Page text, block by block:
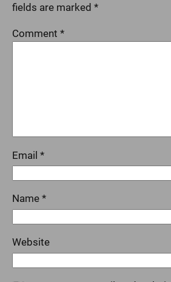
fields are marked *
Comment *
Email *
Name *
Website